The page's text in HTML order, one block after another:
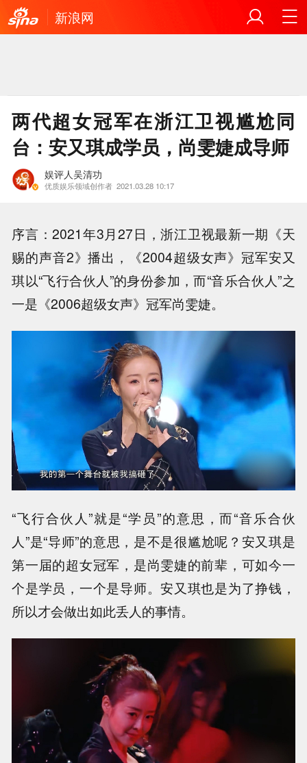
新浪网
两代超女冠军在浙江卫视尴尬同
台：安又琪成学员，尚雯婕成导师
娱评人吴清功
优质娱乐领域创作者 2021.03.28 10:17
序言：2021年3月27日，浙江卫视最新一期《天
赐的声音2》播出，《2004超级女声》冠军安又
琪以“飞行合伙人”的身份参加，而“音乐合伙人”之
一是《2006超级女声》冠军尚雯婕。
“飞行合伙人”就是“学员”的意思，而“音乐合伙
人”是“导师”的意思，是不是很尴尬呢？安又琪是
第一届的超女冠军，是尚雯婕的前辈，可如今一
个是学员，一个是导师。安又琪也是为了挣钱，
所以才会做出如此丢人的事情。